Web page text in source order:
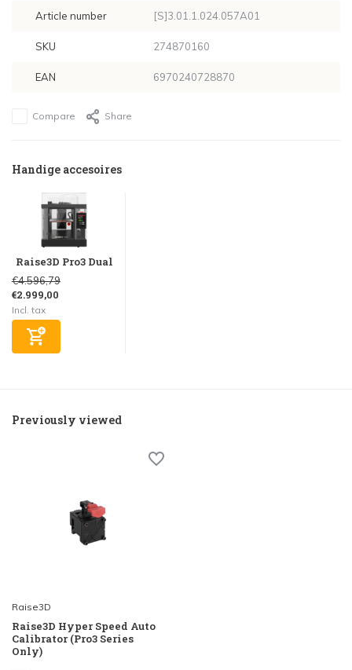
Article number [S]3.01.1.024.057A01
SKU 274870160
EAN 6970240728870
Compare Share
Handige accesoires
Raise3D Pro3 Dual
€4.596,79
€2.999,00
Incl. tax
Previously viewed
Raise3D
Raise3D Hyper Speed Auto
Calibrator (Pro3 Series
Only)